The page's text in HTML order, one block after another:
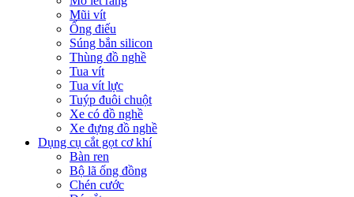
Mũi vít
Ống điếu
Súng bắn silicon
Thùng đồ nghề
Tua vít
Tua vít lực
Tuýp đuôi chuột
Xe có đồ nghề
Xe đựng đồ nghề
Dụng cụ cắt gọt cơ khí
Bàn ren
Bộ lã ống đồng
Chén cước